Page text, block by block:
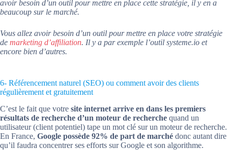
avoir besoin d’un outil pour mettre en place cette stratégie, il y en a
beaucoup sur le marché.
Vous allez avoir besoin d’un outil pour mettre en place votre stratégie
de marketing d’affiliation. Il y a par exemple l’outil systeme.io et
encore bien d’autres.
6- Référencement naturel (SEO) ou comment avoir des clients
régulièrement et gratuitement
C’est le fait que votre site internet arrive en dans les premiers
résultats de recherche d’un moteur de recherche quand un
utilisateur (client potentiel) tape un mot clé sur un moteur de recherche.
En France, Google possède 92% de part de marché donc autant dire
qu’il faudra concentrer ses efforts sur Google et son algorithme.